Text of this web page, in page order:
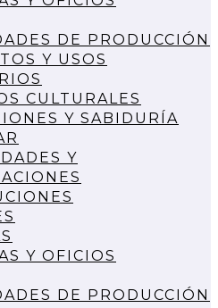
DE PRODUCCIÓN
Y USOS
CULTURALES
Y SABIDURÍA
Y
Y OFICIOS
DE PRODUCCIÓN